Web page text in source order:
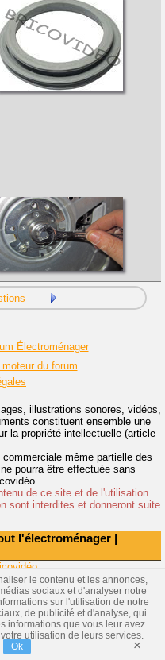
l'électroménager |
Électroménager
du forum
illustrations sonores, vidéos,
constituent ensemble une
la propriété intellectuelle (article
même partielle des
pourra être effectuée sans
de ce site et de l'utilisation
sont interdites et donneront suite
le contenu et les annonces,
sociaux et d'analyser notre
sur l'utilisation de notre
de publicité et d'analyse, qui
informations que vous leur avez
utilisation de leurs services.
Ok ×